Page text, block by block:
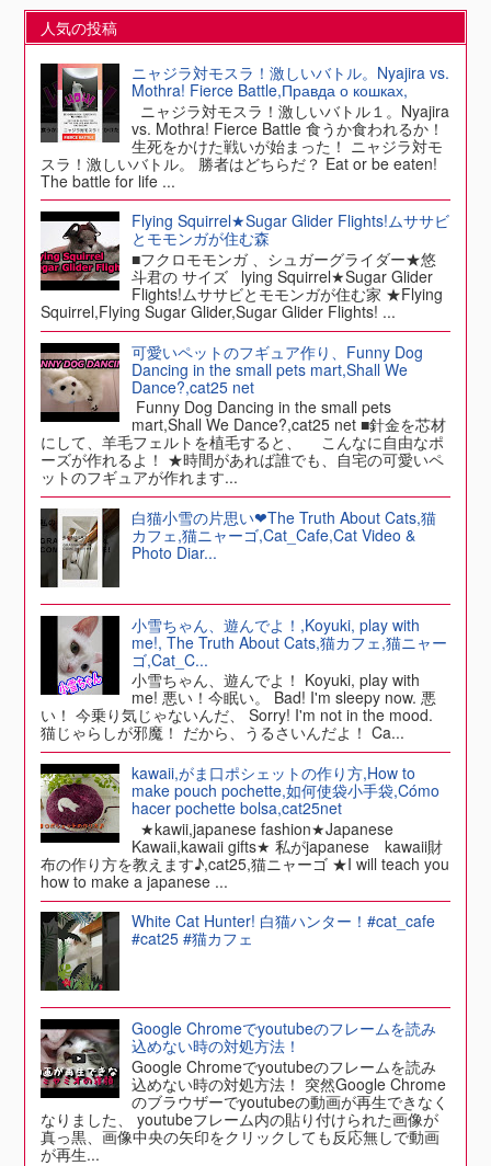
人気の投稿
ニャジラ対モスラ！激しいバトル。Nyajira vs.
Mothra! Fierce Battle,Правда о кошках,
ニャジラ対モスラ！激しいバトル１。Nyajira
vs. Mothra! Fierce Battle 食うか食われるか！
生死をかけた戦いが始まった！ ニャジラ対モ
スラ！激しいバトル。 勝者はどちらだ？ Eat or be eaten!
The battle for life ...
Flying Squirrel★Sugar Glider Flights!ムササビ
とモモンガが住む森
■フクロモモンガ 、シュガーグライダー★悠
斗君の サイズ lying Squirrel★Sugar Glider
Flights!ムササビとモモンガが住む家 ★Flying
Squirrel,Flying Sugar Glider,Sugar Glider Flights! ...
可愛いペットのフギュア作り、Funny Dog
Dancing in the small pets mart,Shall We
Dance?,cat25 net
Funny Dog Dancing in the small pets
mart,Shall We Dance?,cat25 net ■針金を芯材
にして、羊毛フェルトを植毛すると、 こんなに自由なポ
ーズが作れるよ！ ★時間があれば誰でも、自宅の可愛いペ
ットのフギュアが作れます...
白猫小雪の片思い❤The Truth About Cats,猫
カフェ,猫ニャーゴ,Cat_Cafe,Cat Video &
Photo Diar...
小雪ちゃん、遊んでよ！,Koyuki, play with
me!, The Truth About Cats,猫カフェ,猫ニャー
ゴ,Cat_C...
小雪ちゃん、遊んでよ！ Koyuki, play with
me! 悪い！今眠い。 Bad! I'm sleepy now. 悪
い！ 今乗り気じゃないんだ、 Sorry! I'm not in the mood.
猫じゃらしが邪魔！ だから、うるさいんだよ！ Ca...
kawaii,がま口ポシェットの作り方,How to
make pouch pochette,如何使袋小手袋,Cómo
hacer pochette bolsa,cat25net
★kawii,japanese fashion★Japanese
Kawaii,kawaii gifts★ 私がjapanese kawaii財
布の作り方を教えます♪,cat25,猫ニャーゴ ★I will teach you
how to make a japanese ...
White Cat Hunter! 白猫ハンター！#cat_cafe
#cat25 #猫カフェ
Google Chromeでyoutubeのフレームを読み
込めない時の対処方法！
Google Chromeでyoutubeのフレームを読み
込めない時の対処方法！ 突然Google Chrome
のブラウザーでyoutubeの動画が再生できなく
なりました、 youtubeフレーム内の貼り付けられた画像が
真っ黒、画像中央の矢印をクリックしても反応無しで動画
が再生...